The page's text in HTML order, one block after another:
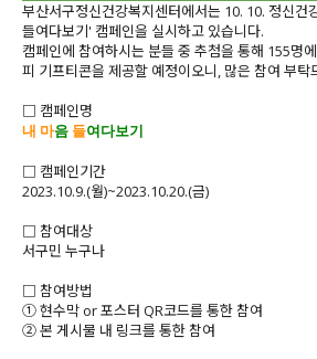
부산서구정신건강복지센터에서는 10. 10. 정신건
들여다보기' 캠페인을 실시하고 있습니다.
캠페인에 참여하시는 분들 중 추첨을 통해 155명
피 기프티콘을 제공할 예정이오니, 많은 참여 부탁
□ 캠페인명
내 마음 들여다보기
□ 캠페인기간
2023.10.9.(월)~2023.10.20.(금)
□ 참여대상
서구민 누구나
□ 참여방법
① 현수막 or 포스터 QR코드를 통한 참여
② 본 게시물 내 링크를 통한 참여